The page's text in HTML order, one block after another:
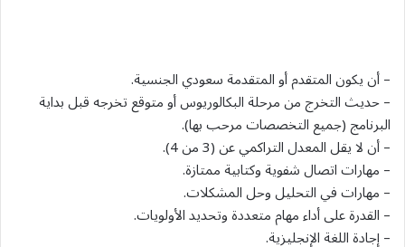
– أن يكون المتقدم أو المتقدمة سعودي الجنسية.
– حديث التخرج من مرحلة البكالوريوس أو متوقع تخرجه قبل بداية
البرنامج (جميع التخصصات مرحب بها).
– أن لا يقل المعدل التراكمي عن (3 من 4).
– مهارات اتصال شفوية وكتابية ممتازة.
– مهارات في التحليل وحل المشكلات.
– القدرة على أداء مهام متعددة وتحديد الأولويات.
– إجادة اللغة الإنجليزية.